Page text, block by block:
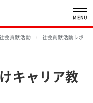
MENU
社会貢献活動 社会貢献活動レポー
キャリア教